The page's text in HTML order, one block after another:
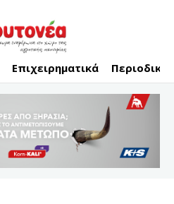
Επιχειρηματικά Περιοδικό